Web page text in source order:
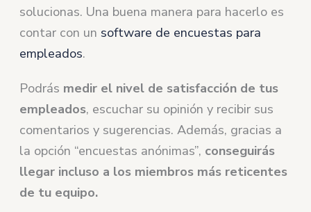
solucionas. Una buena manera para hacerlo es
contar con un software de encuestas para
empleados.
Podrás medir el nivel de satisfacción de tus
empleados, escuchar su opinión y recibir sus
comentarios y sugerencias. Además, gracias a
la opción “encuestas anónimas”, conseguirás
llegar incluso a los miembros más reticentes
de tu equipo.